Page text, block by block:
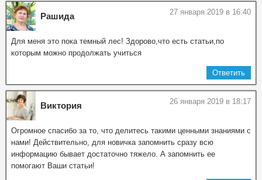
Рашида 27 января 2019 в 16:40
Для меня это пока темный лес! Здорово,что есть статьи,по
которым можно продолжать учиться
Ответить
Виктория 26 января 2019 в 18:17
Огромное спасибо за то, что делитесь такими ценными знаниями с
нами! Действительно, для новичка запомнить сразу всю
информацию бывает достаточно тяжело. А запомнить ее
помогают Ваши статьи!